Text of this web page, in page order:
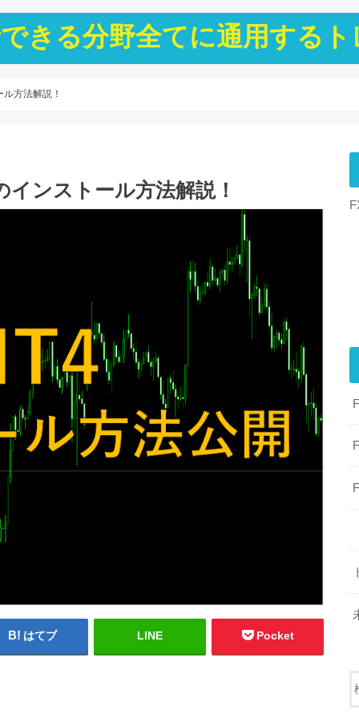
きる分野全てに通用するト
方法解説！
ンストール方法解説！
はてブ LINE Pocket